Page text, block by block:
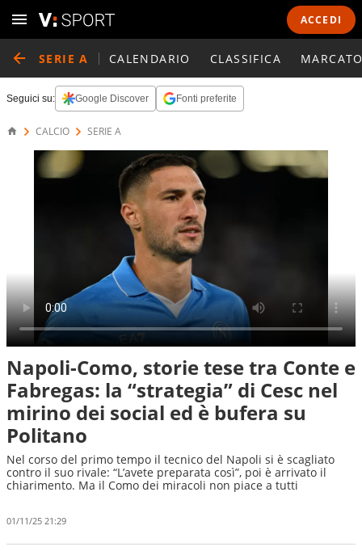
ACCEDI
SERIE A CALENDARIO CLASSIFICA
Seguici su: Google Discover Fonti preferite
CALCIO SERIE A
Napoli-Como, storie tese tra Conte e
Fabregas: la “strategia” di Cesc nel
mirino dei social ed è bufera su
Politano
Nel corso del primo tempo il tecnico del Napoli si è scagliato
contro il suo rivale: “L’avete preparata così”, poi è arrivato il
chiarimento. Ma il Como dei miracoli non piace a tutti
01/11/25 21:29